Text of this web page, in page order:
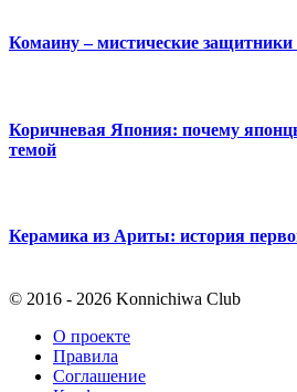
Комаину – мистические
Коричневая Япония: почему
темой
Керамика из Ариты: история
© 2016 - 2026 Konnichiwa Club
О проекте
Правила
Соглашение